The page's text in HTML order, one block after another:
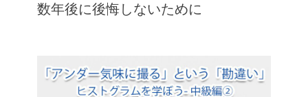
数年後に後悔しないために